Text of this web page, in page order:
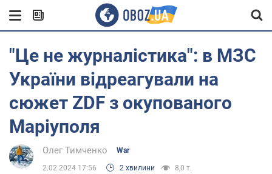
"Це не журналістика": в МЗС
України відреагували на
сюжет ZDF з окупованого
Маріуполя
Олег Тимченко War
2.02.2024 17:56 2 хвилини 8,0 т.